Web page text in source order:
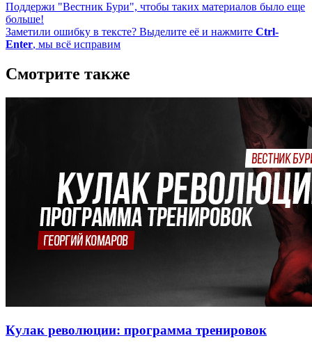
Поддержи "Вестник Бури", чтобы таких материалов было еще
больше!
Заметили ошибку в тексте? Выделите её и нажмите Ctrl-
Enter, мы всё исправим
Смотрите также
Кулак революции: программа тренировок